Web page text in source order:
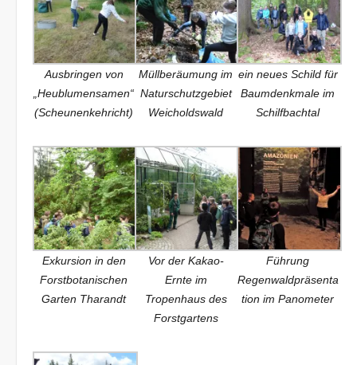
Ausbringen von
„Heublumensamen“
(Scheunenkehricht)
Müllberäumung im
Naturschutzgebiet
Weicholdswald
ein neues Schild für
Baumdenkmale im
Schilfbachtal
Exkursion in den
Forstbotanischen
Garten Tharandt
Vor der Kakao-
Ernte im
Tropenhaus des
Forstgartens
Führung
Regenwaldpräsenta
tion im Panometer